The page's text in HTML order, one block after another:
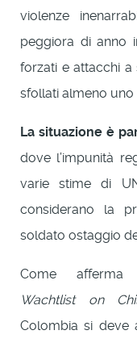
violenze
peggiora di anno
forzati e attacchi a
sfollati almeno uno
La situazione è
dove l’impunità
varie stime di
considerano la
soldato ostaggio
Come afferma
Wachtlist on
Colombia si deve